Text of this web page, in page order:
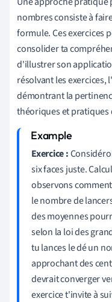
nombres consiste à
formule. Ces exercices
consolider ta
d'illustrer son
résolvant les
démontrant la
théoriques et pratiques
Exercice :
six faces juste.
observons
le nombre de
des moyennes
selon la loi des
tu lances le dé un
approchant des
devrait converger
exercice t'invite à